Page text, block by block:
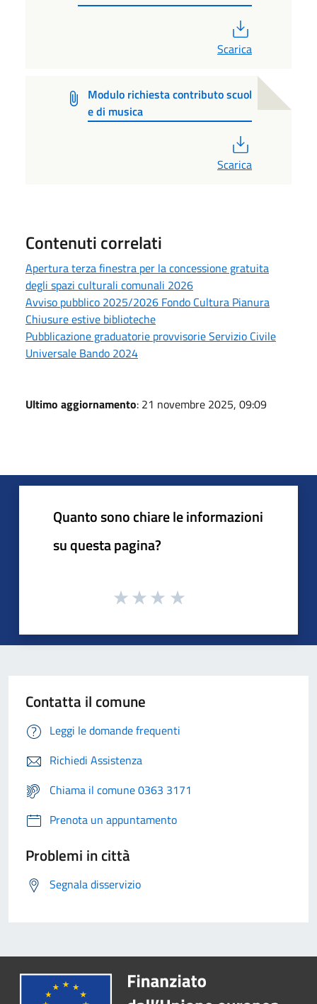
Scarica
Modulo richiesta contributo scuol
e di musica
Scarica
Contenuti correlati
Apertura terza finestra per la concessione gratuita
degli spazi culturali comunali 2026
Avviso pubblico 2025/2026 Fondo Cultura Pianura
Chiusure estive biblioteche
Pubblicazione graduatorie provvisorie Servizio Civile
Universale Bando 2024
Ultimo aggiornamento: 21 novembre 2025, 09:09
Quanto sono chiare le informazioni
su questa pagina?
Contatta il comune
Leggi le domande frequenti
Richiedi Assistenza
Chiama il comune 0363 3171
Prenota un appuntamento
Problemi in città
Segnala disservizio